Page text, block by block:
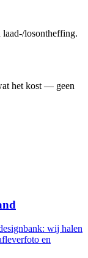
losontheffing.
het kost — geen
wij halen
en